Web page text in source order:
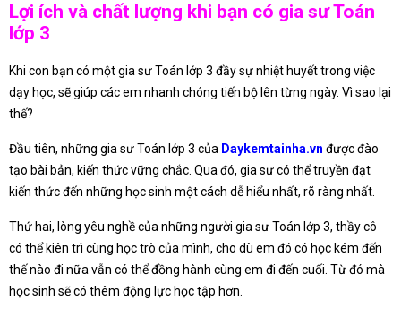
Lợi ích và chất lượng khi bạn có gia sư Toán
lớp 3
Khi con bạn có một gia sư Toán lớp 3 đầy sự nhiệt huyết trong việc
dạy học, sẽ giúp các em nhanh chóng tiến bộ lên từng ngày. Vì sao lại
thế?
Đầu tiên, những gia sư Toán lớp 3 của Daykemtainha.vn được đào
tạo bài bản, kiến thức vững chắc. Qua đó, gia sư có thể truyền đạt
kiến thức đến những học sinh một cách dễ hiểu nhất, rõ ràng nhất.
Thứ hai, lòng yêu nghề của những người gia sư Toán lớp 3, thầy cô
có thể kiên trì cùng học trò của mình, cho dù em đó có học kém đến
thế nào đi nữa vẫn có thể đồng hành cùng em đi đến cuối. Từ đó mà
học sinh sẽ có thêm động lực học tập hơn.